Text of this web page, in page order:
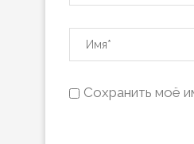
Сохранить моё